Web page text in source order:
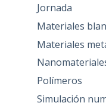
Jornada
Materiales
Materiales
Polímeros
Simulación